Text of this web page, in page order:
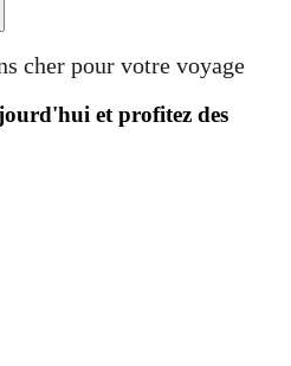
cher pour votre voyage
et profitez des